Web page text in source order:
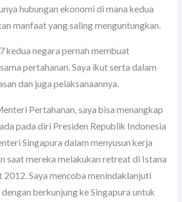
hubungan ekonomi di mana kedua
manfaat yang saling menguntungkan.
kedua negara pernah membuat
pertahanan. Saya ikut serta dalam
dan juga pelaksanaannya.
Pertahanan, saya bisa menangkap
pada diri Presiden Republik Indonesia
Singapura dalam menyusun kerja
saat mereka melakukan retreat di Istana
2012. Saya mencoba menindaklanjuti
berkunjung ke Singapura untuk